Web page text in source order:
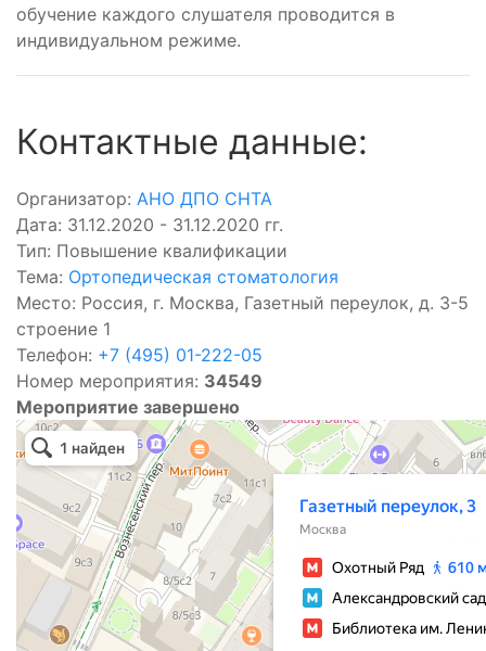
обучение каждого слушателя проводится в
индивидуальном режиме.
Контактные данные:
Организатор: АНО ДПО СНТА
Дата: 31.12.2020 - 31.12.2020 гг.
Тип: Повышение квалификации
Тема: Ортопедическая стоматология
Место: Россия, г. Москва, Газетный переулок, д. 3-5
строение 1
Телефон: +7 (495) 01-222-05
Номер мероприятия: 34549
Мероприятие завершено